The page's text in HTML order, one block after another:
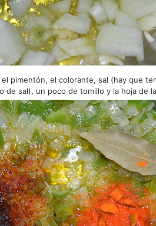
pimentón, el colorante, sal (hay que
de sal), un poco de tomillo y la hoja de